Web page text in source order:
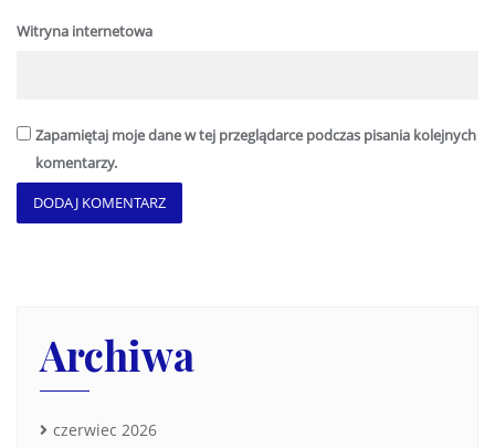
Witryna internetowa
Zapamiętaj moje dane w tej przeglądarce podczas pisania kolejnych
komentarzy.
Archiwa
czerwiec 2026